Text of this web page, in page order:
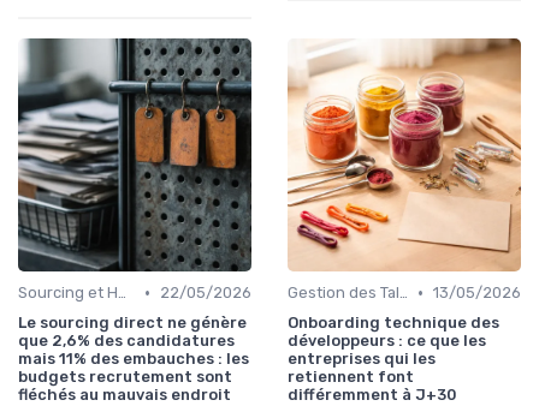
Sourcing et Headhunting •
22/05/2026
Le sourcing direct ne génère
que 2,6% des candidatures
mais 11% des embauches : les
budgets recrutement sont
fléchés au mauvais endroit
Gestion des Talents et Onboarding • 13/05/2026
Onboarding technique des
développeurs : ce que les
entreprises qui les
retiennent font
différemment à J+30